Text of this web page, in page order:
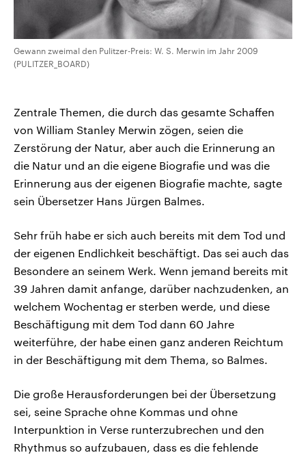
Gewann zweimal den Pulitzer-Preis: W. S. Merwin im Jahr 2009
(PULITZER_BOARD)
Zentrale Themen, die durch das gesamte Schaffen
von William Stanley Merwin zögen, seien die
Zerstörung der Natur, aber auch die Erinnerung an
die Natur und an die eigene Biografie und was die
Erinnerung aus der eigenen Biografie machte, sagte
sein Übersetzer Hans Jürgen Balmes.
Sehr früh habe er sich auch bereits mit dem Tod und
der eigenen Endlichkeit beschäftigt. Das sei auch das
Besondere an seinem Werk. Wenn jemand bereits mit
39 Jahren damit anfange, darüber nachzudenken, an
welchem Wochentag er sterben werde, und diese
Beschäftigung mit dem Tod dann 60 Jahre
weiterführe, der habe einen ganz anderen Reichtum
in der Beschäftigung mit dem Thema, so Balmes.
Die große Herausforderungen bei der Übersetzung
sei, seine Sprache ohne Kommas und ohne
Interpunktion in Verse runterzubrechen und den
Rhythmus so aufzubauen, dass es die fehlende